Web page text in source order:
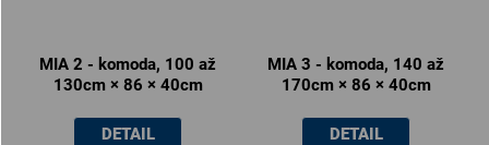
MIA 2 - komoda, 100 až
130cm × 86 × 40cm
DETAIL
MIA 3 - komoda, 140 až
170cm × 86 × 40cm
DETAIL